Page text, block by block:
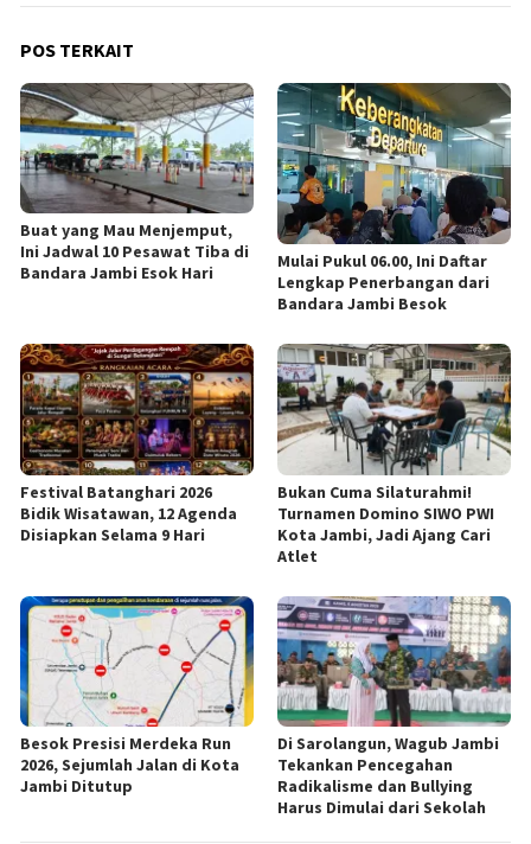
POS TERKAIT
Buat yang Mau Menjemput,
Ini Jadwal 10 Pesawat Tiba di
Bandara Jambi Esok Hari
Mulai Pukul 06.00, Ini Daftar
Lengkap Penerbangan dari
Bandara Jambi Besok
Festival Batanghari 2026
Bidik Wisatawan, 12 Agenda
Disiapkan Selama 9 Hari
Bukan Cuma Silaturahmi!
Turnamen Domino SIWO PWI
Kota Jambi, Jadi Ajang Cari
Atlet
Besok Presisi Merdeka Run
2026, Sejumlah Jalan di Kota
Jambi Ditutup
Di Sarolangun, Wagub Jambi
Tekankan Pencegahan
Radikalisme dan Bullying
Harus Dimulai dari Sekolah